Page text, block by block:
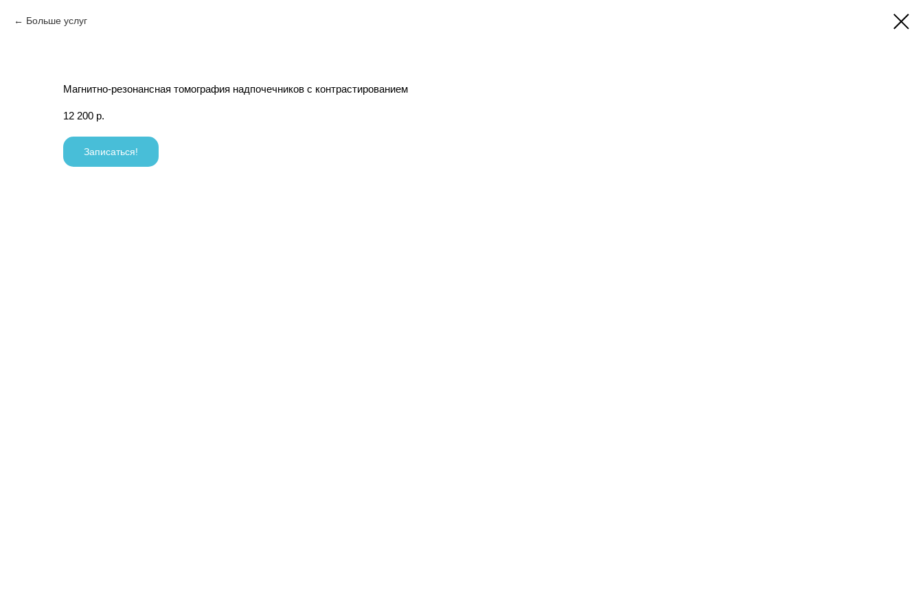
Больше услуг
Магнитно-резонансная томография надпочечников с контрастированием
12 200 р.
Записаться!